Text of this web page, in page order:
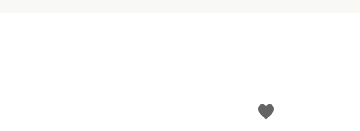
favorite